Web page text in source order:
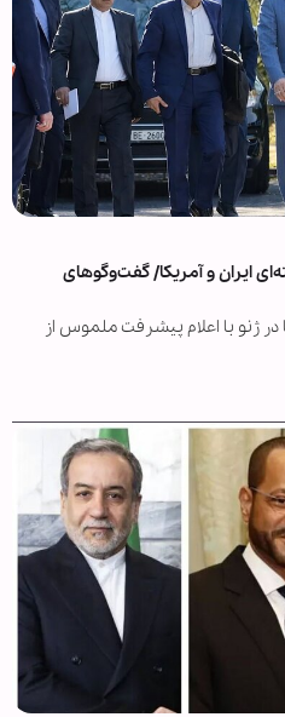
ایران و آمریکا/ گفت‌وگوهای
ژنو با اعلام پیشرفت ملموس از